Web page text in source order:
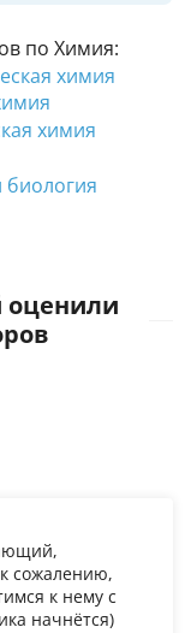
по Химия:
химия
химия
оценили
сожалению,
к нему с
начнётся)